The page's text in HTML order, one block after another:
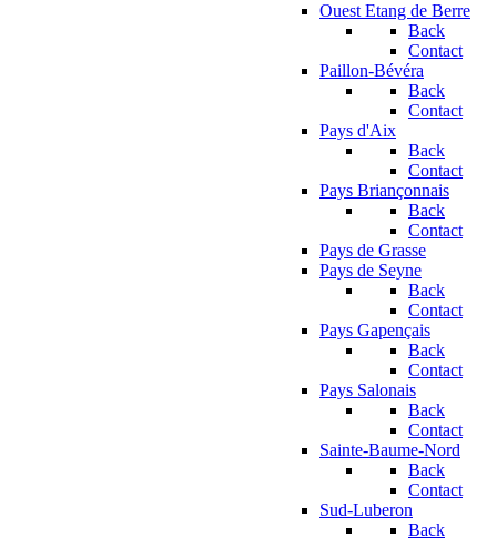
Ouest Etang de Berre
Back
Contact
Paillon-Bévéra
Back
Contact
Pays d'Aix
Back
Contact
Pays Briançonnais
Back
Contact
Pays de Grasse
Pays de Seyne
Back
Contact
Pays Gapençais
Back
Contact
Pays Salonais
Back
Contact
Sainte-Baume-Nord
Back
Contact
Sud-Luberon
Back